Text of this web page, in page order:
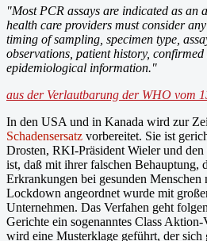
"Most PCR assays are indicated as an
health care providers must consider
timing of sampling, specimen type,
observations, patient history,
epidemiological information."
aus der Verlautbarung der WHO vom
In den USA und in Kanada wird zur
Schadensersatz vorbereitet. Sie ist
Drosten, RKI-Präsident Wieler und
ist, daß mit ihrer falschen Behauptung,
Erkrankungen bei gesunden
Lockdown angeordnet wurde mit
Unternehmen. Das Verfahen geht
Gerichte ein sogenanntes Class Aktion-
wird eine Musterklage geführt, der sich